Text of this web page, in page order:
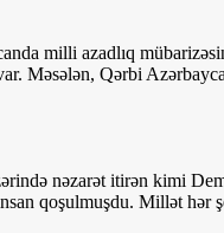
milli azadlıq
Qərbi Azərbaycan
nəzarət itirən kimi
qoşulmuşdu. Millət hər